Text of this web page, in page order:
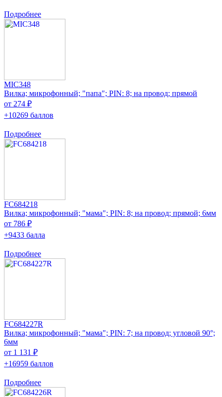
Подробнее
MIC348
Вилка; микрофонный; "папа"; PIN: 8; на провод; прямой
от 274 ₽
+10269 баллов
Подробнее
FC684218
Вилка; микрофонный; "мама"; PIN: 8; на провод; прямой; 6мм
от 786 ₽
+9433 балла
Подробнее
FC684227R
Вилка; микрофонный; "мама"; PIN: 7; на провод; угловой 90°;
6мм
от 1 131 ₽
+16959 баллов
Подробнее